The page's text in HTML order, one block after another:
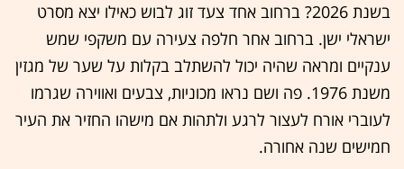
בשנת 2026? ברחוב אחד צעד זוג לבוש כאילו יצא מסרט
ישראלי ישן. ברחוב אחר חלפה צעירה עם משקפי שמש
ענקיים ומראה שהיה יכול להשתלב בקלות על שער של מגזין
משנת 1976. פה ושם נראו מכוניות, צבעים ואווירה שגרמו
לעוברי אורח לעצור לרגע ולתהות אם מישהו החזיר את העיר
חמישים שנה אחורה.